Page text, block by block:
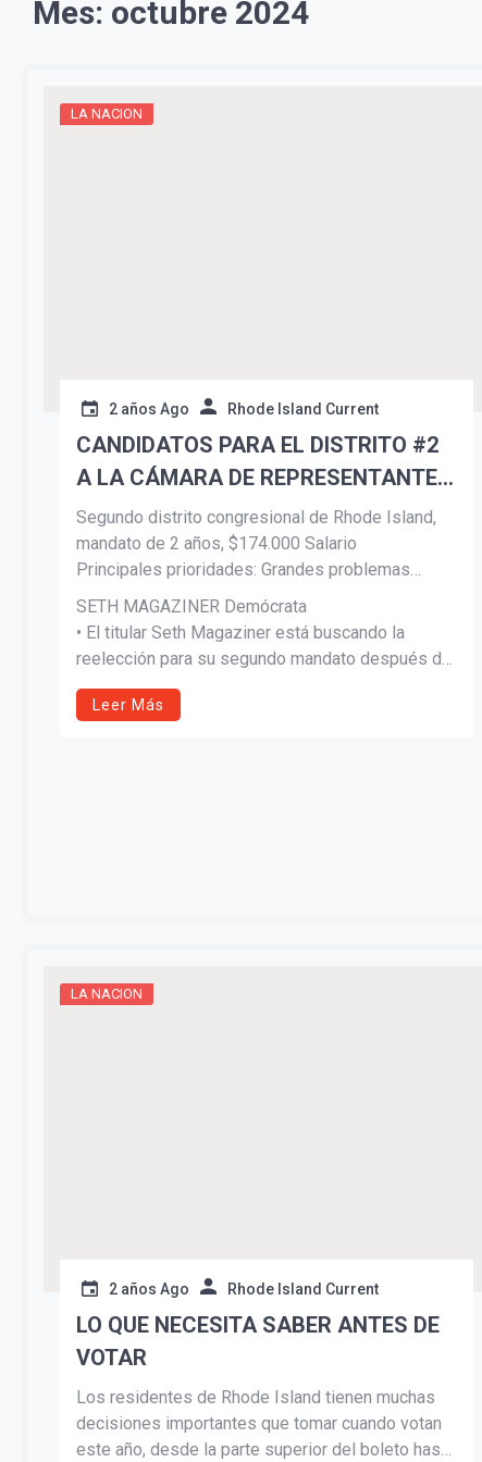
Mes: octubre 2024
LA NACION
2 años Ago Rhode Island Current
CANDIDATOS PARA EL DISTRITO #2
A LA CÁMARA DE REPRESENTANTES
DE LOS ESTADOS UNIDOS
Segundo distrito congresional de Rhode Island,
mandato de 2 años, $174.000 Salario
Principales prioridades: Grandes problemas
Puente de Washington,
La clase trabajadora, posturas geopolíticas,
Trabajando juntos
STEVEN J. CORVI. El republicano de CORVI Steve
Corvi está haciendo su primera carrera para un
cargo electo. Él aspira a ser un defensor de los
SETH MAGAZINER Demócrata
• El titular Seth Magaziner está buscando la
reelección para su segundo mandato después de
ser elegido por primera vez para el Congreso en
2022. Anteriormente se desempeñó como
Leer Más
LA NACION
2 años Ago Rhode Island Current
LO QUE NECESITA SABER ANTES DE
VOTAR
Los residentes de Rhode Island tienen muchas
decisiones importantes que tomar cuando votan
este año, desde la parte superior del boleto hasta